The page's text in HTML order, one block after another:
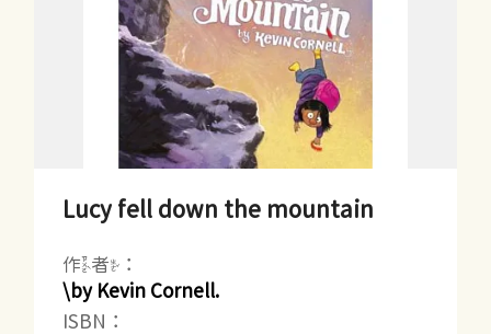
Lucy fell down the mountain
作者：
\by Kevin Cornell.
ISBN：